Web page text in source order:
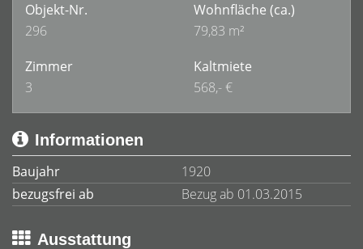
Objekt-Nr.
296
Wohnfläche (ca.)
79,83 m²
Zimmer
3
Kaltmiete
568,- €
Informationen
Baujahr
1920
bezugsfrei ab
Bezug ab 01.03.2015
Ausstattung